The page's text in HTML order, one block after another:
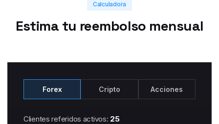
Calculadora
Estima tu reembolso mensual
Forex Cripto Acciones
Clientes referidos activos: 25